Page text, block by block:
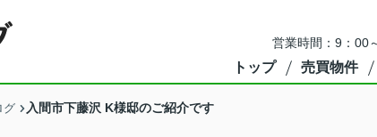
営業時間：9：00
トップ 売買物件
グ 入間市下藤沢 K様邸のご紹介です